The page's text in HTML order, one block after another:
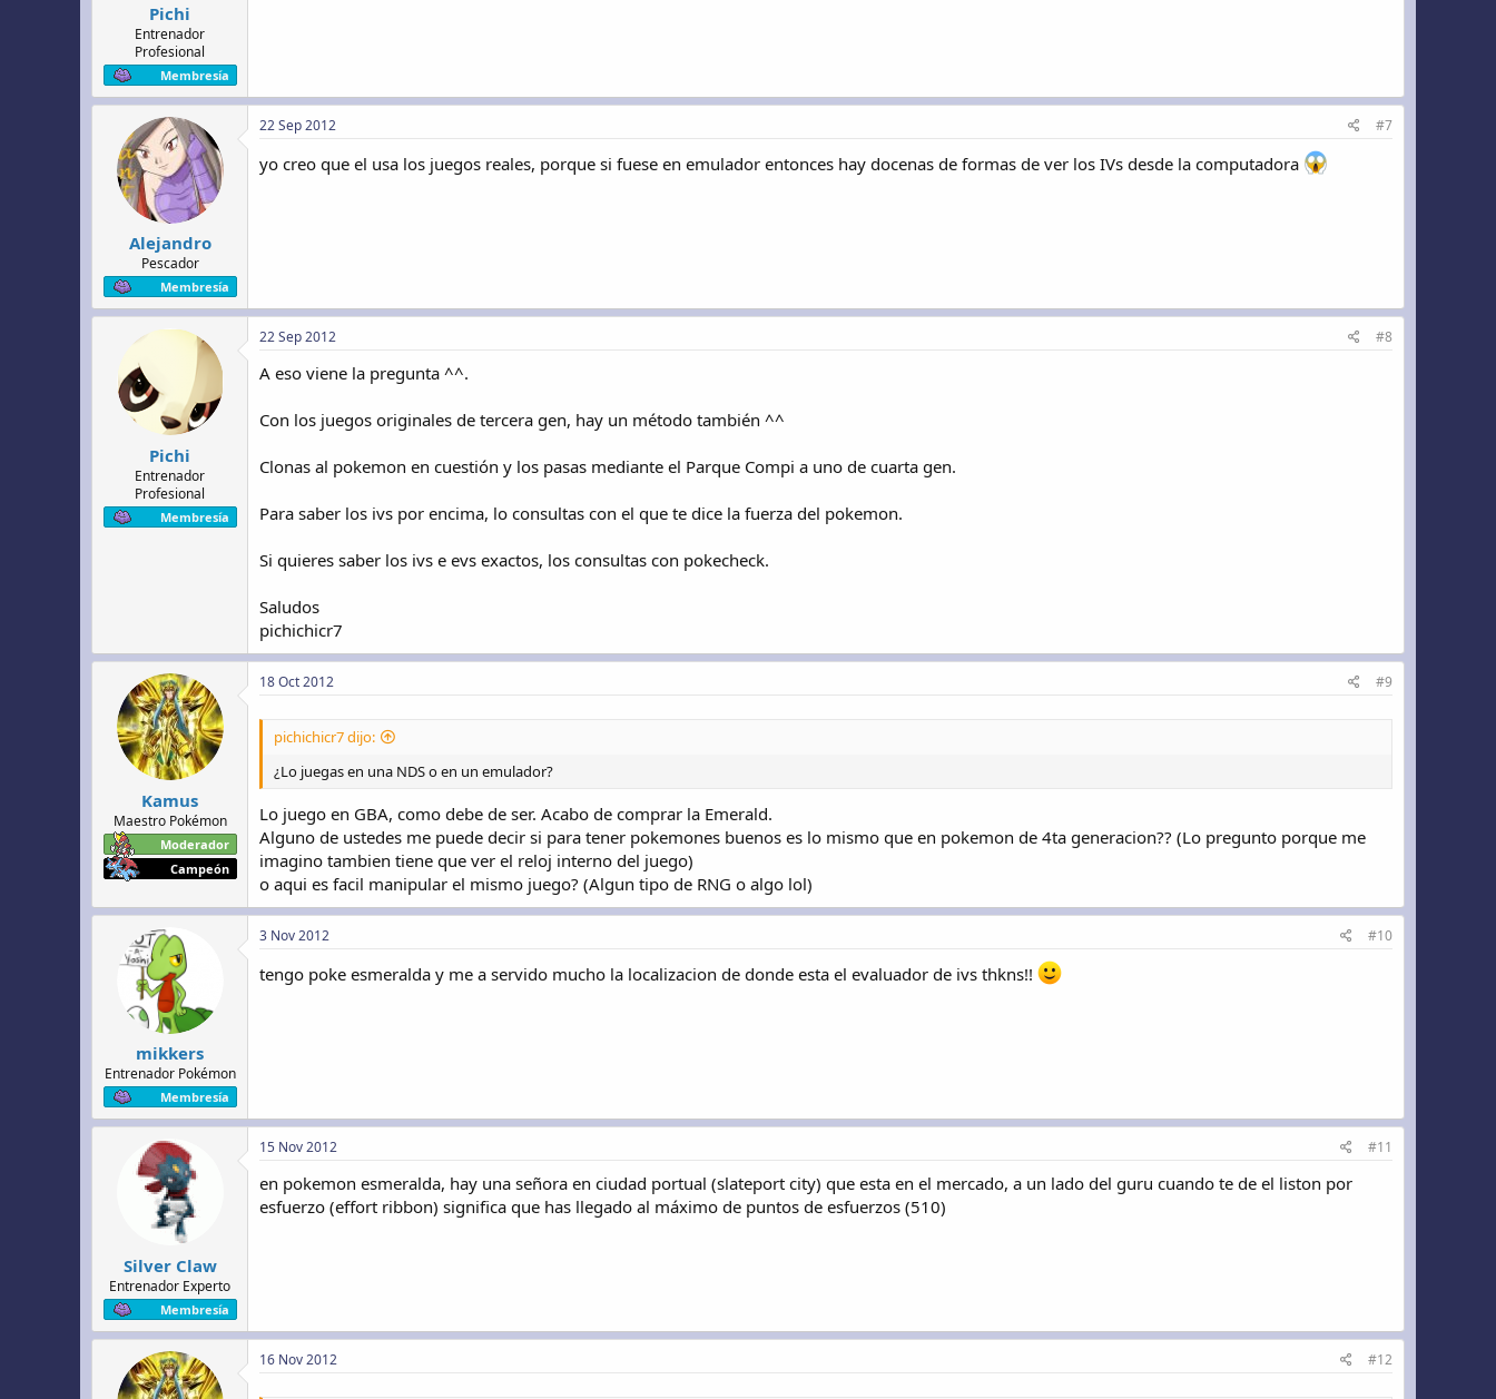
Pichi
Entrenador
Profesional
Membresía
Alejandro
Pescador
Membresía
22 Sep 2012 #7
yo creo que el usa los juegos reales, porque si fuese en emulador entonces hay docenas de formas de ver los IVs desde la computadora
Pichi
Entrenador
Profesional
Membresía
22 Sep 2012 #8
A eso viene la pregunta ^^.
Con los juegos originales de tercera gen, hay un método también ^^
Clonas al pokemon en cuestión y los pasas mediante el Parque Compi a uno de cuarta gen.
Para saber los ivs por encima, lo consultas con el que te dice la fuerza del pokemon.
Si quieres saber los ivs e evs exactos, los consultas con pokecheck.
Saludos
pichichicr7
Kamus
Maestro Pokémon
Moderador
Campeón
18 Oct 2012 #9
pichichicr7 dijo:
¿Lo juegas en una NDS o en un emulador?
Lo juego en GBA, como debe de ser. Acabo de comprar la Emerald.
Alguno de ustedes me puede decir si para tener pokemones buenos es lo mismo que en pokemon de 4ta generacion?? (Lo pregunto porque me
imagino tambien tiene que ver el reloj interno del juego)
o aqui es facil manipular el mismo juego? (Algun tipo de RNG o algo lol)
mikkers
Entrenador Pokémon
Membresía
3 Nov 2012 #10
tengo poke esmeralda y me a servido mucho la localizacion de donde esta el evaluador de ivs thkns!!
Silver Claw
Entrenador Experto
Membresía
15 Nov 2012 #11
en pokemon esmeralda, hay una señora en ciudad portual (slateport city) que esta en el mercado, a un lado del guru cuando te de el liston por
esfuerzo (effort ribbon) significa que has llegado al máximo de puntos de esfuerzos (510)
16 Nov 2012 #12